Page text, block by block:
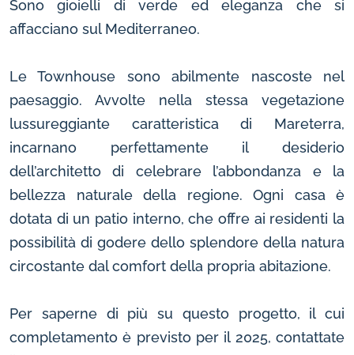
Sono gioielli di verde ed eleganza che si
affacciano sul Mediterraneo.
Le Townhouse sono abilmente nascoste nel
paesaggio. Avvolte nella stessa vegetazione
lussureggiante caratteristica di Mareterra,
incarnano perfettamente il desiderio
dell’architetto di celebrare l’abbondanza e la
bellezza naturale della regione. Ogni casa è
dotata di un patio interno, che offre ai residenti la
possibilità di godere dello splendore della natura
circostante dal comfort della propria abitazione.
Per saperne di più su questo progetto, il cui
completamento è previsto per il 2025, contattate